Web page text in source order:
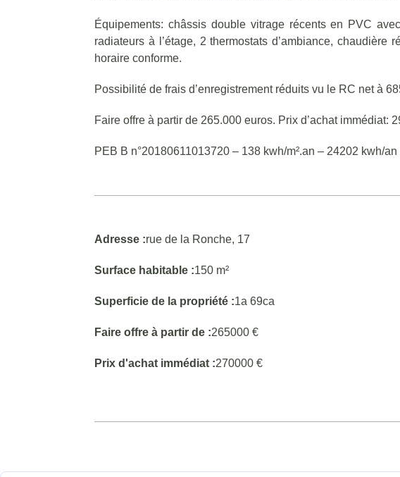
Équipements: châssis double vitrage récents en PVC
radiateurs à l’étage, 2 thermostats d’ambiance,
horaire conforme.
Possibilité de frais d’enregistrement réduits vu le RC net à
Faire offre à partir de 265.000 euros. Prix d’achat immédiat:
PEB B n°20180611013720 – 138 kwh/m².an – 24202 kwh/an
Adresse :rue de la Ronche, 17
Surface habitable :150 m²
Superficie de la propriété :1a 69ca
Faire offre à partir de :265000 €
Prix d'achat immédiat :270000 €